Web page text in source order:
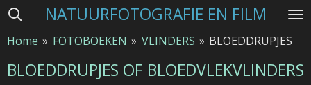
Ga
naar
de
NATUURFOTOGRAFIE EN FILM
Home » FOTOBOEKEN » VLINDERS » BLOEDDRUPJES
BLOEDDRUPJES OF BLOEDVLEKVLINDERS